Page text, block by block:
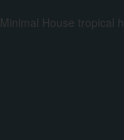
Minimal House tropical